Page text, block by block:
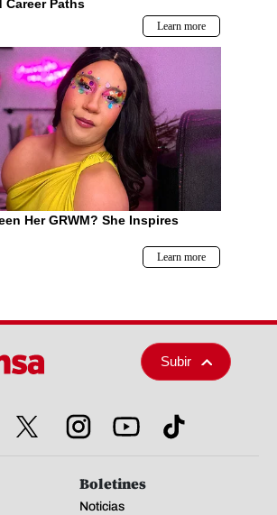
Subir
Boletines
Noticias